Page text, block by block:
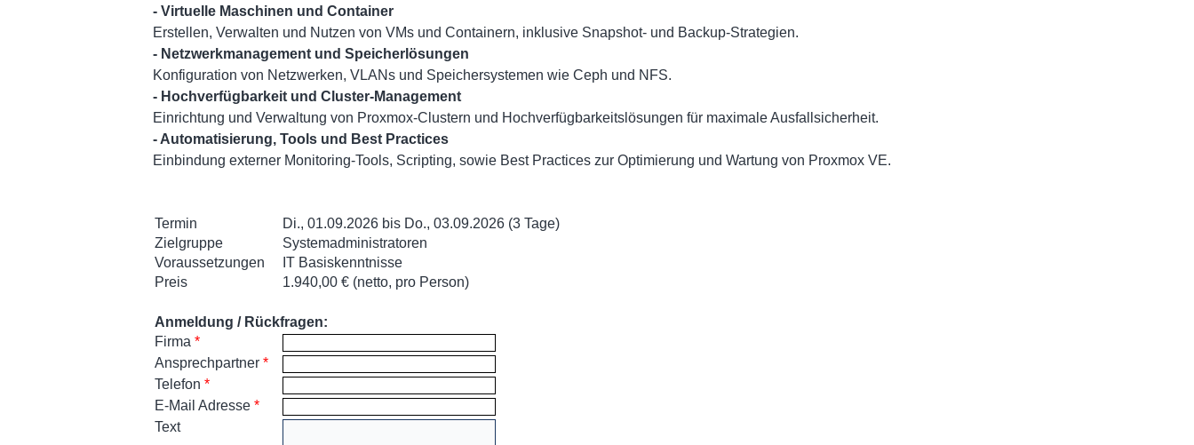
- Virtuelle Maschinen und Container
Erstellen, Verwalten und Nutzen von VMs und Containern, inklusive Snapshot- und Backup-Strategien.
- Netzwerkmanagement und Speicherlösungen
Konfiguration von Netzwerken, VLANs und Speichersystemen wie Ceph und NFS.
- Hochverfügbarkeit und Cluster-Management
Einrichtung und Verwaltung von Proxmox-Clustern und Hochverfügbarkeitslösungen für maximale Ausfallsicherheit.
- Automatisierung, Tools und Best Practices
Einbindung externer Monitoring-Tools, Scripting, sowie Best Practices zur Optimierung und Wartung von Proxmox VE.